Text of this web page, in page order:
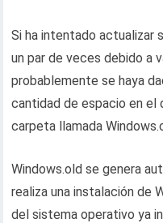
Si ha intentado actualizar
un par de veces debido a
probablemente se haya
cantidad de espacio en el
carpeta llamada
Windows.old se genera
realiza una instalación de
del sistema operativo ya